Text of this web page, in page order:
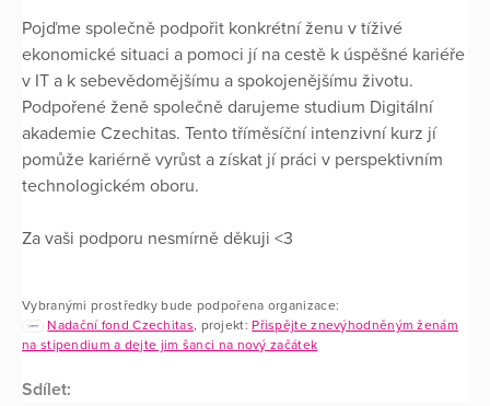
Pojďme společně podpořit konkrétní ženu v tíživé
ekonomické situaci a pomoci jí na cestě k úspěšné kariéře
v IT a k sebevědomějšímu a spokojenějšímu životu.
Podpořené ženě společně darujeme studium Digitální
akademie Czechitas. Tento tříměsíční intenzivní kurz jí
pomůže kariérně vyrůst a získat jí práci v perspektivním
technologickém oboru.
Za vaši podporu nesmírně děkuji <3
Vybranými prostředky bude podpořena organizace:
Nadační fond Czechitas, projekt: Přispějte znevýhodněným ženám
na stipendium a dejte jim šanci na nový začátek
Sdílet: